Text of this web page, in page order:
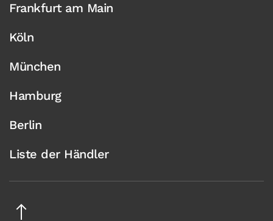
Frankfurt am Main
Köln
München
Hamburg
Berlin
Liste der Händler